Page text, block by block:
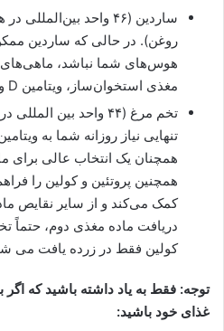
روغن). در حالی که ساردین
هوس‌های شما نباشد، ماهی‌های
مغذی استخوان‌ساز، ویتامین D و کلسیم هستند.
تخم مرغ (۴۴ واحد بین
همچنان یک انتخاب عالی برای
همچنین پروتئین و کولین را
کمک می‌کند و از سایر نقایص
دریافت ماده مغذی دوم، حتماً
کولین فقط در زرده یافت می
توجه: فقط به یاد داشته باشید که اگر
غذای خود باشید: